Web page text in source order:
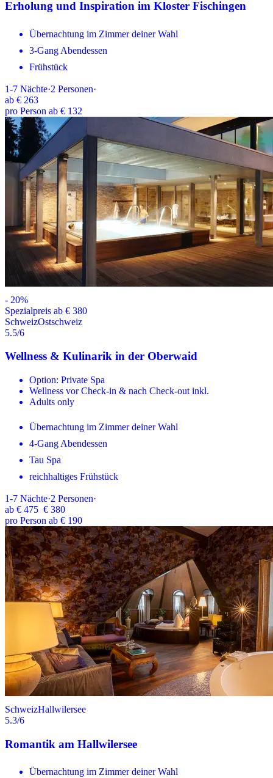
Erholung und Inspiration im Kloster Fischingen
Übernachtung im Zimmer deiner Wahl
3-Gang Abendessen
Frühstück
1-7 Nächte·2 Personen·
ab € 263
pro Person ab € 132
- 20%
Spezialpreis ab € 380
SchweizOstschweiz
5.5/6
Wellness & Kulinarik in der Oberwaid
Option: Private Spa
Wellness vor Check-in & nach Check-out inkl.
Adults only
Übernachtung im Zimmer deiner Wahl
4-Gang Abendessen
Tau Spa
reichhaltiges Frühstück
1-7 Nächte·2 Personen·
ab € 475 € 380
pro Person ab € 190
SchweizHallwilersee
5.3/6
Romantik am Hallwilersee
Übernachtung im Zimmer deiner Wahl